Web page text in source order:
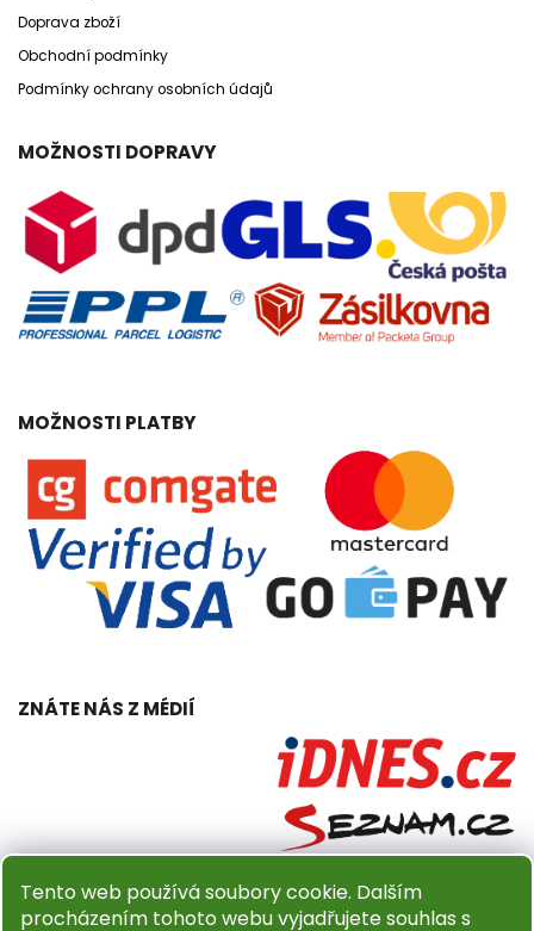
Tento web používá soubory cookie. Dalším
procházením tohoto webu vyjadřujete souhlas s
Doprava zboží
Obchodní podmínky
Podmínky ochrany osobních údajů
MOŽNOSTI DOPRAVY
MOŽNOSTI PLATBY
ZNÁTE NÁS Z MÉDIÍ